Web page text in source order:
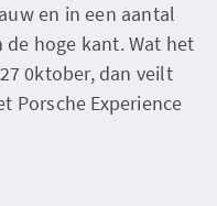
en in een aantal
hoge kant. Wat het
0ktober, dan veilt
Porsche Experience